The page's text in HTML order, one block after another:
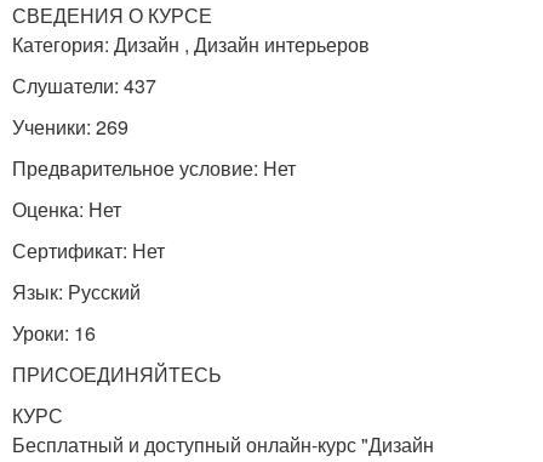
СВЕДЕНИЯ О КУРСЕ
Категория: Дизайн , Дизайн интерьеров
Слушатели: 437
Ученики: 269
Предварительное условие: Нет
Оценка: Нет
Сертификат: Нет
Язык: Русский
Уроки: 16
ПРИСОЕДИНЯЙТЕСЬ
КУРС
Бесплатный и доступный онлайн-курс "Дизайн